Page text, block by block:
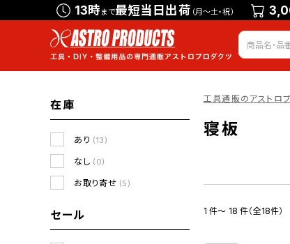
13時まで最短当日出荷 （月～土・祝）
在庫
あり (13)
なし (0)
お取り寄せ (5)
セール
工具通販のアストロ
寝板
1 件～ 18 件（全18件）